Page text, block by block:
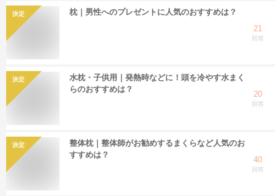
決定
枕｜男性へのプレゼントに人気のおすすめは？
21
回答
決定
水枕・子供用｜発熱時などに！頭を冷やす水まく
らのおすすめは？
20
回答
決定
整体枕｜整体師がお勧めするまくらなど人気のお
すすめは？
40
回答